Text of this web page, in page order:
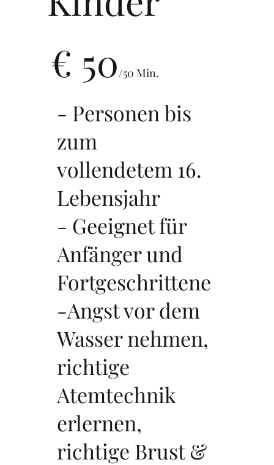
€ 50/50 Min.
- Personen bis
zum
vollendetem 16.
Lebensjahr
- Geeignet für
Anfänger und
Fortgeschrittene
-Angst vor dem
Wasser nehmen,
richtige
Atemtechnik
erlernen,
richtige Brust &